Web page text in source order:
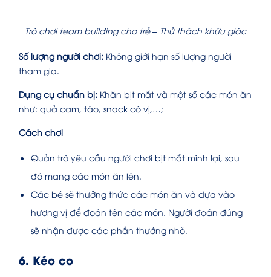
Trò chơi team building cho trẻ – Thử thách khứu giác
Số lượng người chơi: Không giới hạn số lượng người
tham gia.
Dụng cụ chuẩn bị: Khăn bịt mắt và một số các món ăn
như: quả cam, táo, snack có vị,…;
Cách chơi
Quản trò yêu cầu người chơi bịt mắt mình lại, sau
đó mang các món ăn lên.
Các bé sẽ thưởng thức các món ăn và dựa vào
hương vị để đoán tên các món. Người đoán đúng
sẽ nhận được các phần thưởng nhỏ.
6. Kéo co